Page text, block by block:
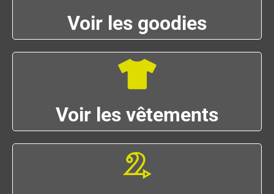
Voir les goodies
Voir les vêtements